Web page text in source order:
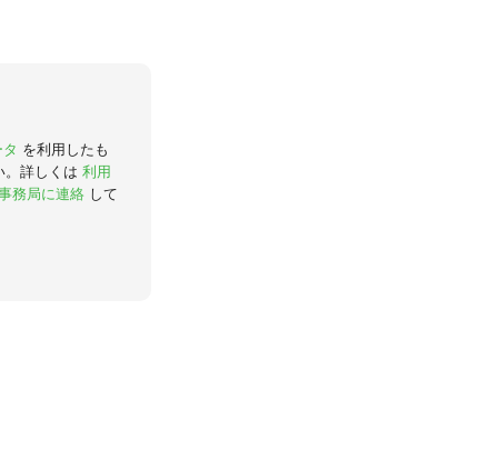
を利用したも
。詳しくは 利用
務局に連絡 して